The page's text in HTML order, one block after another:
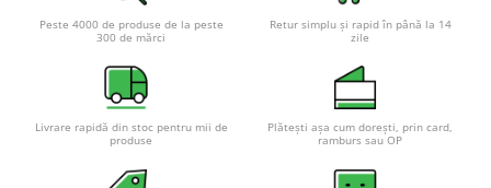
Turbine eoliene pentru casă
Acumulatori VRLA AGM/GEL /
Tractiune / LiFePo4
Baterii si acumulatori gel si VRLA
Baterii si acumulatori AGM VRLA
Peste 4000 de produse de la peste
300 de mărci
Retur simplu și rapid în până la 14
zile
Livrare rapidă din stoc pentru mii de
produse
Plătești așa cum dorești, prin card,
ramburs sau OP